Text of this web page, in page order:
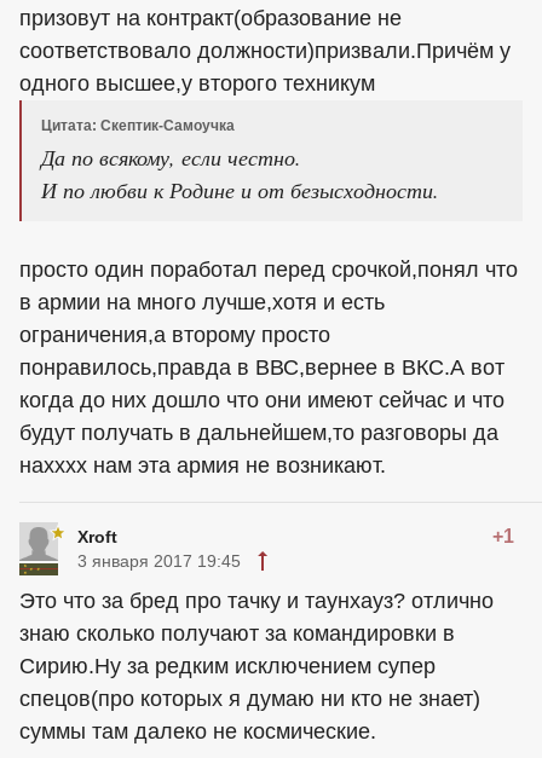
призовут на контракт(образование не
соответствовало должности)призвали.Причём у
одного высшее,у второго техникум
Цитата: Скептик-Самоучка
Да по всякому, если честно.
И по любви к Родине и от безысходности.
просто один поработал перед срочкой,понял что
в армии на много лучше,хотя и есть
ограничения,а второму просто
понравилось,правда в ВВС,вернее в ВКС.А вот
когда до них дошло что они имеют сейчас и что
будут получать в дальнейшем,то разговоры да
нахххх нам эта армия не возникают.
Xroft +1
3 января 2017 19:45
Это что за бред про тачку и таунхауз? отлично
знаю сколько получают за командировки в
Сирию.Ну за редким исключением супер
спецов(про которых я думаю ни кто не знает)
суммы там далеко не космические.